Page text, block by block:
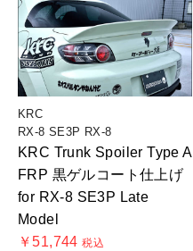
KRC
RX-8 SE3P RX-8
KRC Trunk Spoiler Type A
FRP 黒ゲルコート仕上げ
for RX-8 SE3P Late
Model
￥51,744税込